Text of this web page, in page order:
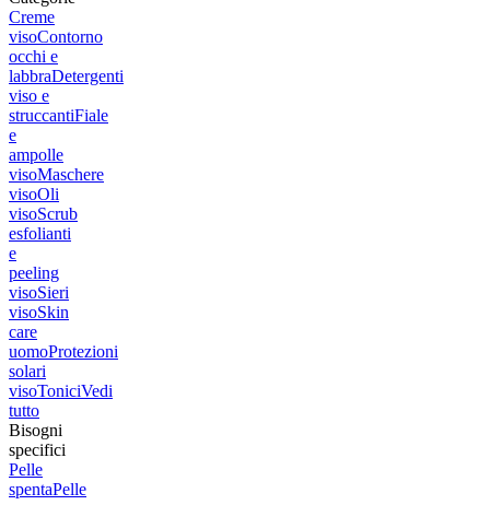
Creme
visoContorno
occhi e
labbraDetergenti
viso e
struccantiFiale
e
ampolle
visoMaschere
visoOli
visoScrub
esfolianti
e
peeling
visoSieri
visoSkin
care
uomoProtezioni
solari
visoToniciVedi
tutto
Bisogni
specifici
Pelle
spentaPelle